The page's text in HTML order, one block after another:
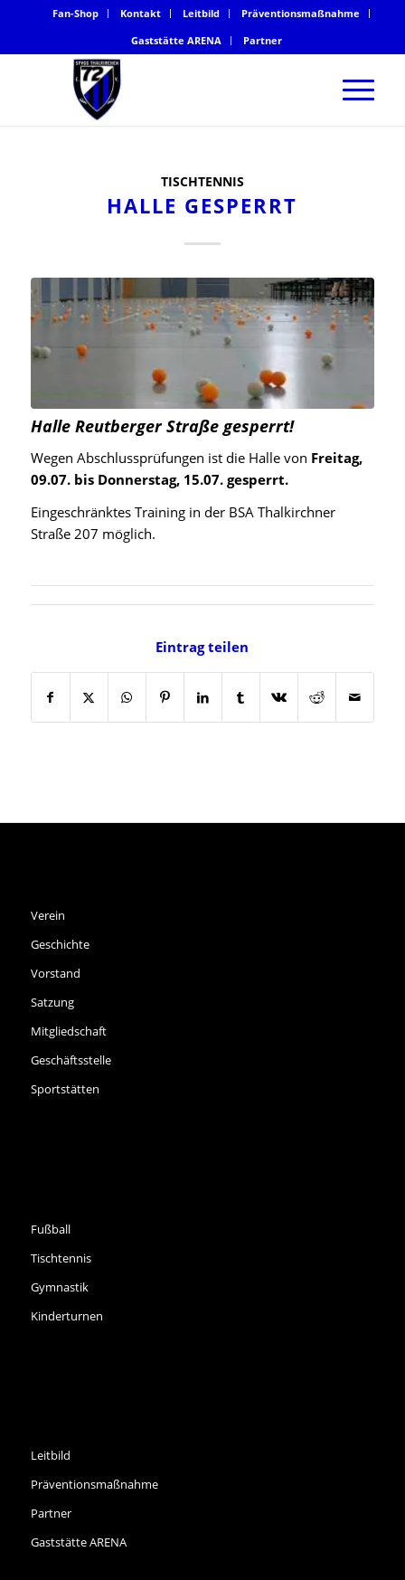
Fan-Shop Kontakt Leitbild
Präventionsmaßnahme
Gaststätte ARENA
Partner
TISCHTENNIS
HALLE GESPERRT
Halle Reutberger Straße gesperrt!
Wegen Abschlussprüfungen ist die Halle von Freitag,
09.07. bis Donnerstag, 15.07. gesperrt.
Eingeschränktes Training in der BSA Thalkirchner
Straße 207 möglich.
Eintrag teilen
Verein
Geschichte
Vorstand
Satzung
Mitgliedschaft
Geschäftsstelle
Sportstätten
Fußball
Tischtennis
Gymnastik
Kinderturnen
Leitbild
Präventionsmaßnahme
Partner
Gaststätte ARENA